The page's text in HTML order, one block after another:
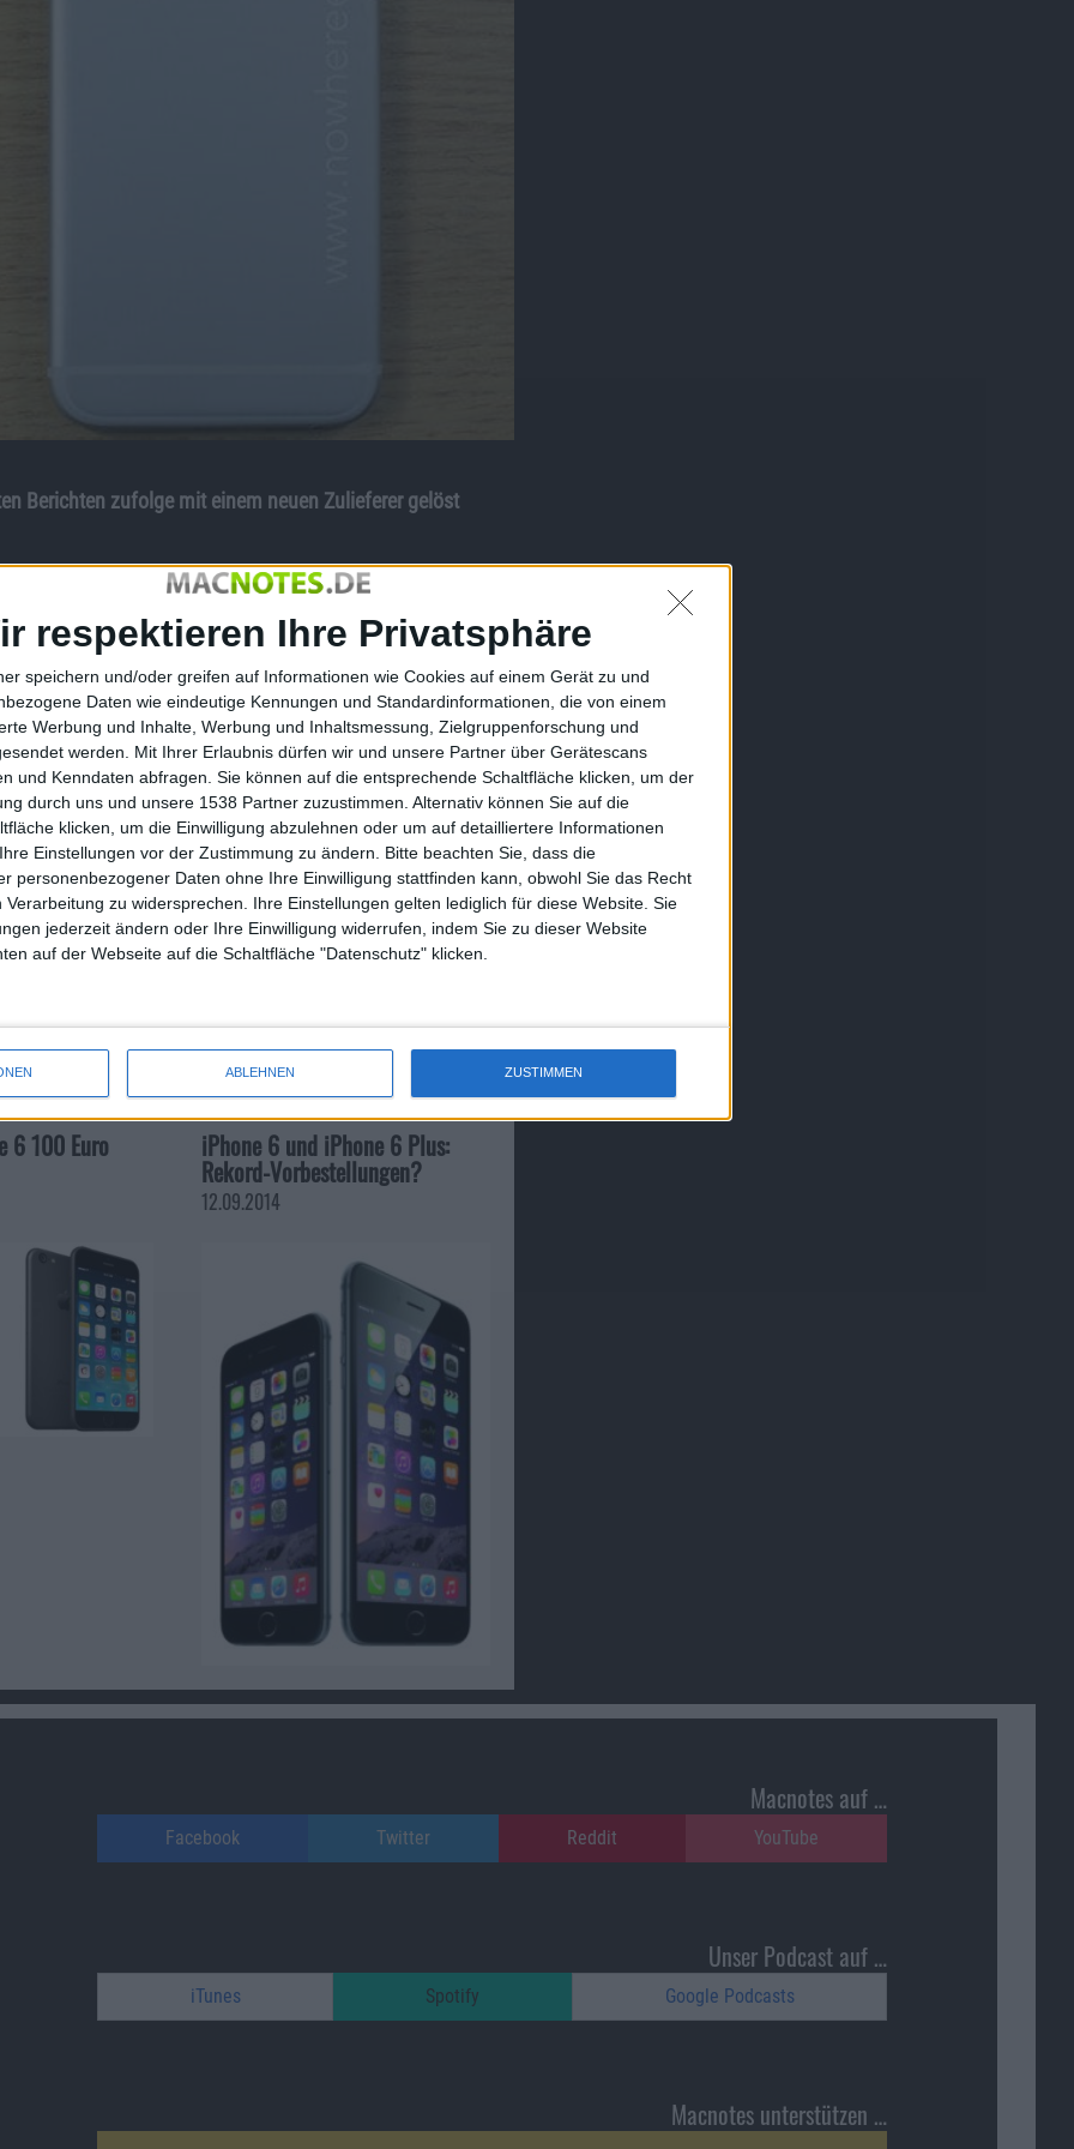
respektieren Ihre Privatsphäre
speichern und/oder greifen auf Informationen wie Cookies auf einem Gerät zu und
Daten wie eindeutige Kennungen und Standardinformationen, die von einem
Werbung und Inhalte, Werbung und Inhaltsmessung, Zielgruppenforschung und
werden.
Mit Ihrer Erlaubnis dürfen wir und unsere Partner über Gerätescans
und Kenndaten abfragen. Sie können auf die entsprechende Schaltfläche klicken, um der
durch uns und unsere 1538 Partner zuzustimmen. Alternativ können Sie auf die
klicken, um die Einwilligung abzulehnen oder um auf detailliertere Informationen
Einstellungen vor der Zustimmung zu ändern.
Bitte beachten Sie, dass die
personenbezogener Daten ohne Ihre Einwilligung stattfinden kann, obwohl Sie das Recht
Verarbeitung zu widersprechen. Ihre Einstellungen gelten lediglich für diese Website. Sie
jederzeit ändern oder Ihre Einwilligung widerrufen, indem Sie zu dieser Website
auf der Webseite auf die Schaltfläche "Datenschutz" klicken.
ABLEHNEN ZUSTIMMEN
Berichten zufolge mit einem neuen Zulieferer gelöst
Simplo Technologies Akkus fertigen kann, die dünn
finden können. Apples bisherige Lieferanten,
nur 2 Millimeter dick sein darf. Gegenüber dem
Sprung.
präsentierenwird. Die Rede ist von zwei Modellen mit
und ihr Display von Saphirglas geschützt werden.
es, dass Apple den Start des „Phablets“ mit 5,5 Zoll auf
gäbe.
iPhone 5s weiterhin meist verk…
6 100 Euro iPhone 6 und iPhone 6 Plus:
Rekord-Vorbestellungen?
12.09.2014
Macnotes auf …
Facebook Twitter Reddit YouTube
Unser Podcast auf …
iTunes Spotify Google Podcasts
Macnotes unterstützen …